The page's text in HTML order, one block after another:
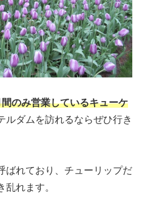
のみ営業しているキューケ
ルダムを訪れるならぜひ行き
ばれており、チューリップだ
れます。